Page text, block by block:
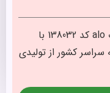
خرید تاپ و تیشرت زنانه عمده – تاپ alo کد 138032 با
ارسال به سراسر کشور از تولیدی